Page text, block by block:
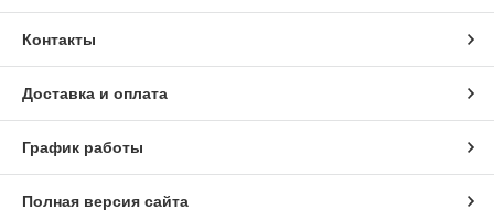
Контакты
Доставка и оплата
График работы
Полная версия сайта